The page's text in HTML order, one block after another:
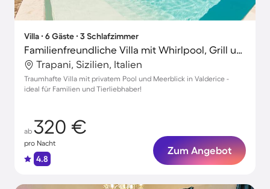
Villa ∙ 6 Gäste ∙ 3 Schlafzimmer
Familienfreundliche Villa mit Whirlpool, Grill und Garten | Bergblick | Ideal für Homeoffice | Hunde erlaubt
Trapani, Sizilien, Italien
Traumhafte Villa mit privatem Pool und Meerblick in Valderice -
ideal für Familien und Tierliebhaber!
ab 320 €
pro Nacht
4.8
Zum Angebot